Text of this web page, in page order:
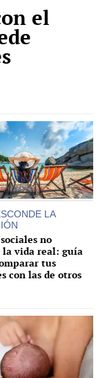
el
LA
no
la vida real: guía
tus
con las de otros